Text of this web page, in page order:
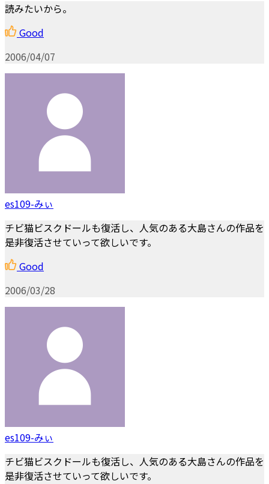
読みたいから。
Good
2006/04/07
es109-みぃ
チビ猫ビスクドールも復活し、人気のある大島さんの作品を
是非復活させていって欲しいです。
Good
2006/03/28
es109-みぃ
チビ猫ビスクドールも復活し、人気のある大島さんの作品を
是非復活させていって欲しいです。